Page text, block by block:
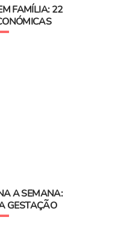
FAMÍLIA: 22
A SEMANA:
GESTAÇÃO